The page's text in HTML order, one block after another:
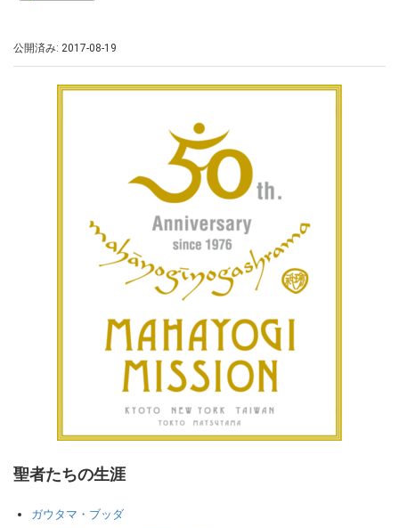
公開済み: 2017-08-19
聖者たちの生涯
ガウタマ・ブッダ